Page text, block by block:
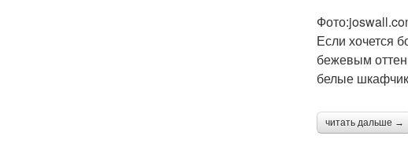
Если хочется
бежевым
белые
читать дальше →